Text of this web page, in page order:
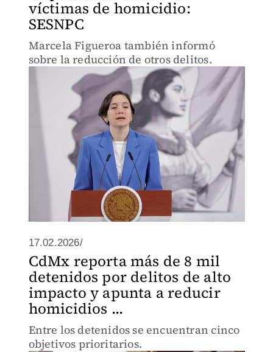
víctimas de homicidio:
SESNPC
Marcela Figueroa también informó
sobre la reducción de otros delitos.
17.02.2026/
CdMx reporta más de 8 mil
detenidos por delitos de alto
impacto y apunta a reducir
homicidios ...
Entre los detenidos se encuentran cinco
objetivos prioritarios.